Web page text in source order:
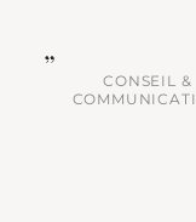
CONSEIL &